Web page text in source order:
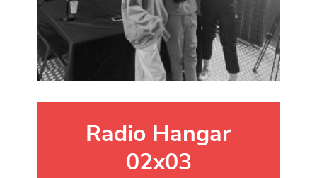
Radio Hangar
02x03